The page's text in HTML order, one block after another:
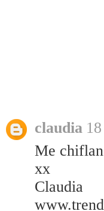
claudia
Me chiflan
xx
Claudia